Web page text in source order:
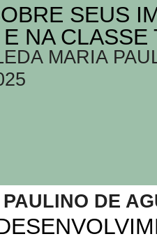
SEUS
NA CLASSE
MARIA
DE